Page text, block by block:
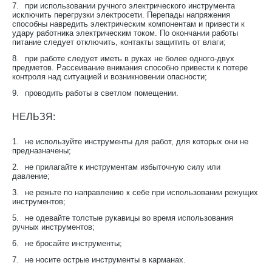
7.
при использовании ручного электрического инструмента
исключить перегрузки электросети. Перепады напряжения
способны навредить электрическим компонентам и привести к
удару работника электрическим током. По окончании работы
питание следует отключить, контакты защитить от влаги;
8.
при работе следует иметь в руках не более одного-двух
предметов. Рассеивание внимания способно привести к потере
контроля над ситуацией и возникновении опасности;
9.
проводить работы в светлом помещении.
НЕЛЬЗЯ:
1.
не используйте инструменты для работ, для которых они не
предназначены;
2.
не прилагайте к инструментам избыточную силу или
давление;
3.
не режьте по направлению к себе при использовании режущих
инструментов;
5.
не одевайте толстые рукавицы во время использования
ручных инструментов;
6.
не бросайте инструменты;
7.
не носите острые инструменты в карманах.